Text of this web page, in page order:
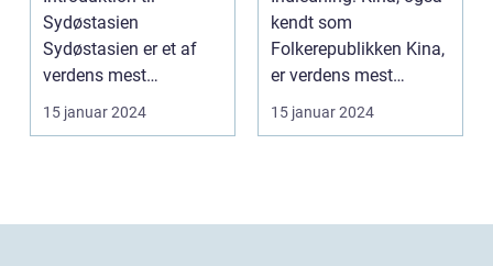
Sydøstasien
Sydøstasien er et af
verdens mest
populære rejsemål, der
tiltrækker eve...
15 januar 2024
kendt som
Folkerepublikken Kina,
er verdens mest
folkerige land og er
beligg...
15 januar 2024